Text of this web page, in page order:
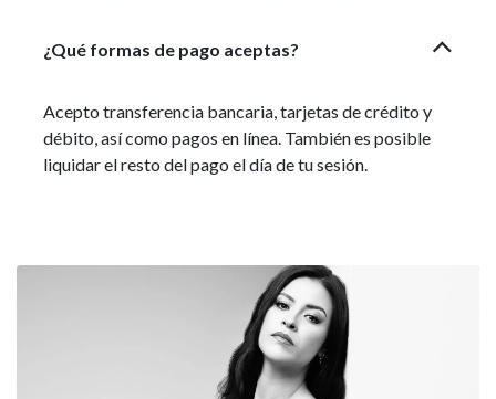
¿Qué formas de pago aceptas?
Acepto transferencia bancaria, tarjetas de crédito y
débito, así como pagos en línea. También es posible
liquidar el resto del pago el día de tu sesión.